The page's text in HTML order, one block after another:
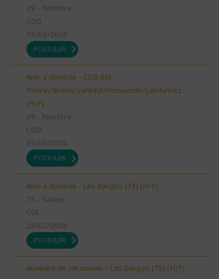
29 - Finistère
CDD
05/03/2026
POSTULER
Aide à domicile - CDD été -
Plourin/Brélès/Lanildut/Porspoder/Landunvez
(H/F)
29 - Finistère
CDD
05/03/2026
POSTULER
Aide à domicile - Les Bauges (73) (H/F)
73 - Savoie
CDI
23/02/2026
POSTULER
Auxiliaire de vie sociale - Les Bauges (73) (H/F)